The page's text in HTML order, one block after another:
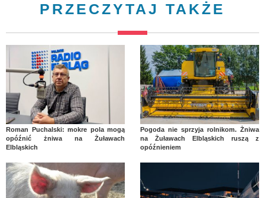
PRZECZYTAJ TAKŻE
Roman Puchalski: mokre pola mogą
opóźnić żniwa na Żuławach
Elbląskich
Pogoda nie sprzyja rolnikom. Żniwa
na Żuławach Elbląskich ruszą z
opóźnieniem